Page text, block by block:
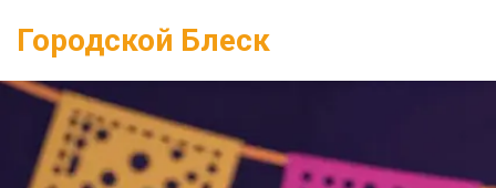
Городской Блеск